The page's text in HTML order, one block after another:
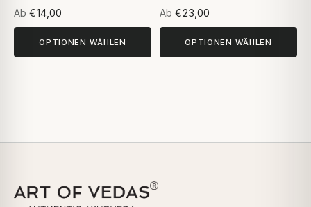
Ab €14,00
OPTIONEN WÄHLEN
Ab €23,00
OPTIONEN WÄHLEN